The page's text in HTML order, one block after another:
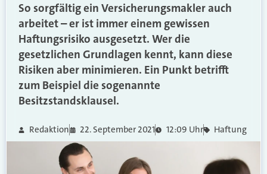
So sorgfältig ein Versicherungsmakler auch
arbeitet – er ist immer einem gewissen
Haftungsrisiko ausgesetzt. Wer die
gesetzlichen Grundlagen kennt, kann diese
Risiken aber minimieren. Ein Punkt betrifft
zum Beispiel die sogenannte
Besitzstandsklausel.
Redaktion 22. September 2021 12:09 Uhr Haftung